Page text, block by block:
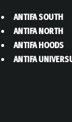
ANTIFA SOUTH
ANTIFA NORTH
ANTIFA HOODS
ANTIFA